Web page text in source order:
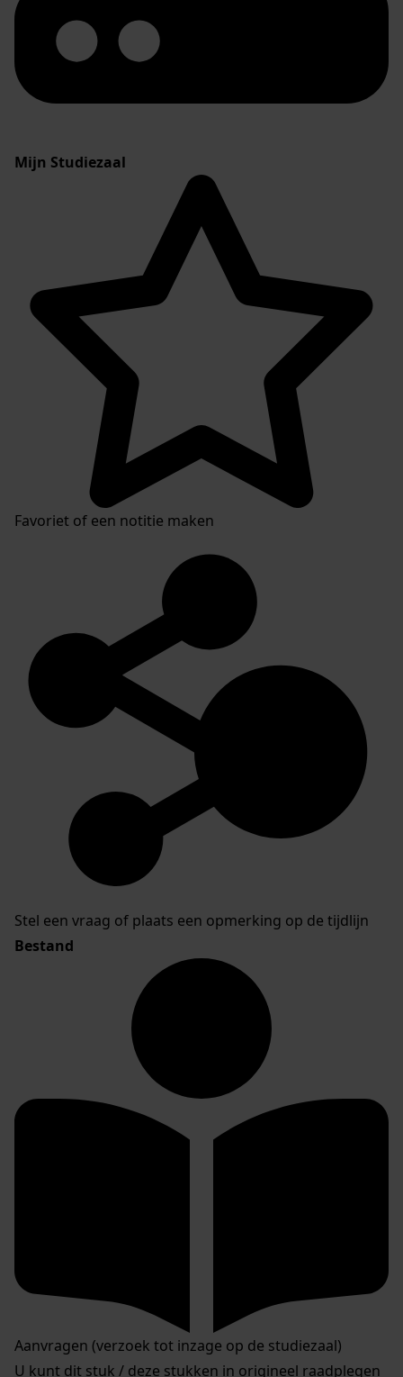
Mijn Studiezaal
Favoriet of een notitie maken
Stel een vraag of plaats een opmerking op de tijdlijn
Bestand
Aanvragen (verzoek tot inzage op de studiezaal)
U kunt dit stuk / deze stukken in origineel raadplegen